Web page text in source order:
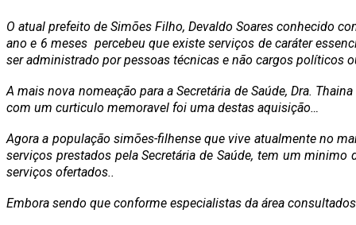
O atual prefeito de Simões Filho, Devaldo Soares conhecido
ano e 6 meses percebeu que existe serviços de caráter
ser administrado por pessoas técnicas e não cargos políticos
A mais nova nomeação para a Secretária de Saúde, Dra.
com um curticulo memoravel foi uma destas aquisição…
Agora a população simões-filhense que vive atualmente no
serviços prestados pela Secretária de Saúde, tem um minimo
serviços ofertados..
Embora sendo que conforme especialistas da área